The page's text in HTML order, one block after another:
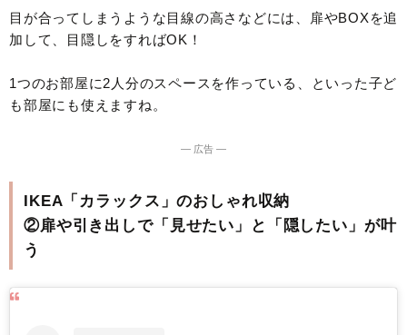
目が合ってしまうような目線の高さなどには、扉やBOXを追
加して、目隠しをすればOK！
1つのお部屋に2人分のスペースを作っている、といった子ど
も部屋にも使えますね。
― 広告 ―
IKEA「カラックス」のおしゃれ収納
②扉や引き出しで「見せたい」と「隠したい」が叶
う